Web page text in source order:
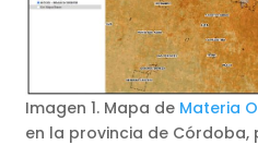
Imagen 1. Mapa de Materia
en la provincia de